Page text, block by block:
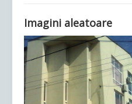
Ultimele articole: Vi,
Județean
Imagini aleatoare